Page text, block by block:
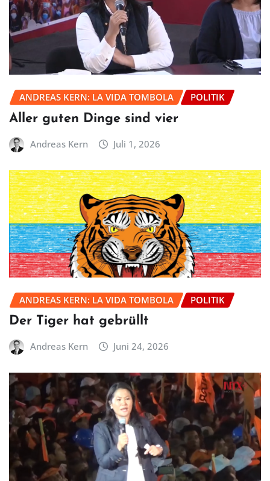
ANDREAS KERN: LA VIDA TOMBOLA POLITIK
Aller guten Dinge sind vier
Andreas Kern Juli 1, 2026
ANDREAS KERN: LA VIDA TOMBOLA POLITIK
Der Tiger hat gebrüllt
Andreas Kern Juni 24, 2026